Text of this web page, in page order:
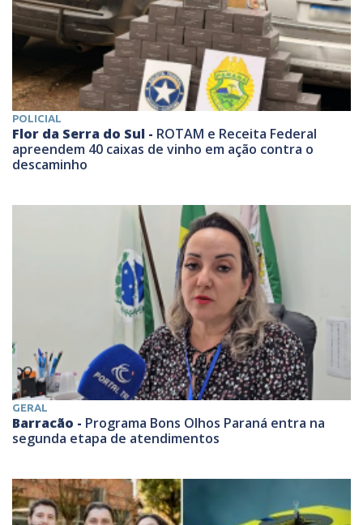
POLICIAL
Flor da Serra do Sul - ROTAM e Receita Federal
apreendem 40 caixas de vinho em ação contra o
descaminho
GERAL
Barracão - Programa Bons Olhos Paraná entra na
segunda etapa de atendimentos